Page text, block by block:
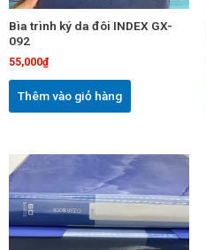
Bìa trình ký da đôi INDEX GX-
092
55,000₫
Thêm vào giỏ hàng
Sản
phẩm
này
có
nhiều